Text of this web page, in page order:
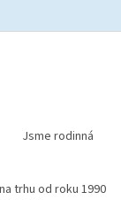
Jsme rodinná
trhu od roku 1990